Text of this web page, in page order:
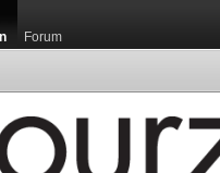
Forum